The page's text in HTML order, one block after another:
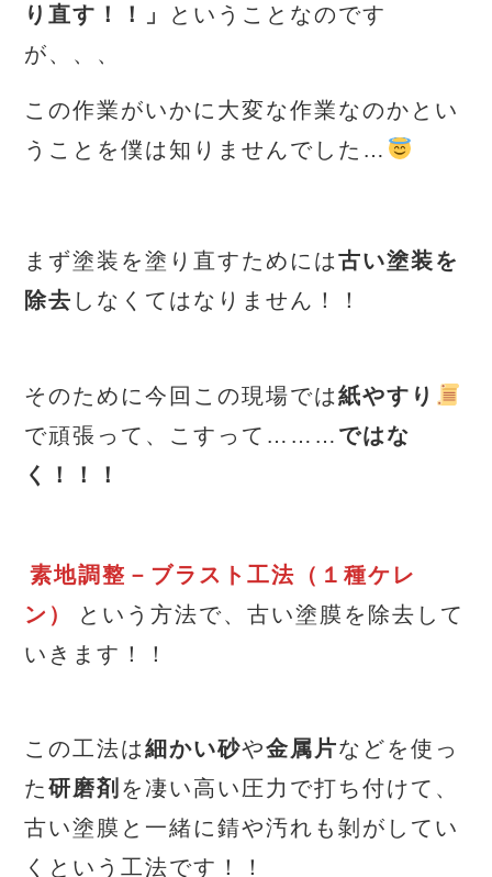
り直す！！」
ということなのです
が、、、
この作業がいかに大変な作業なのかとい
うことを僕は知りませんでした…
まず塗装を塗り直すためには古い塗装を
除去 しなくてはなりません！！
そのために今回この現場では紙やすり
で頑張って、こすって……… ではな
く！！！
素地調整－ブラスト工法（１種ケレ
ン）
という方法で、古い塗膜を除去して
いきます！！
この工法は細かい砂や金属片などを使っ
た研磨剤 を凄い高い圧力で打ち付けて、
古い塗膜と一緒に錆や汚れも剝がしてい
くという工法です！！